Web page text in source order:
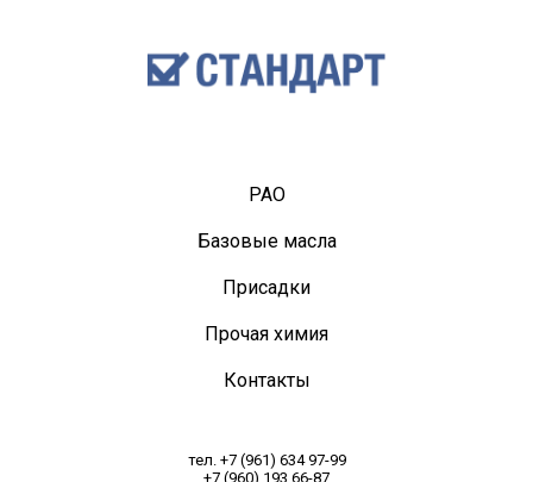
PAO
Базовые масла
Присадки
Прочая химия
Контакты
тел. +7 (961) 634 97-99
+7 (960) 193 66-87